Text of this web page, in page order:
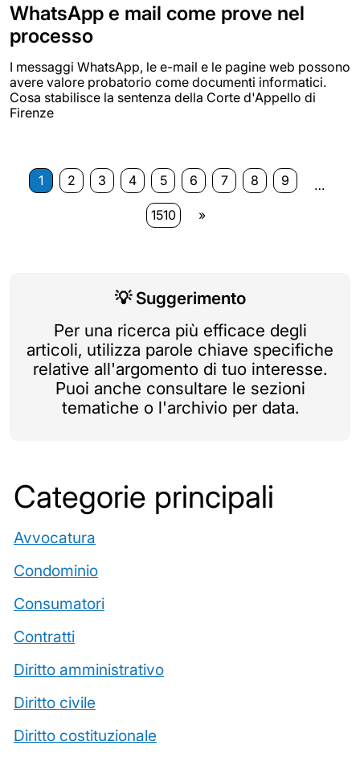
WhatsApp e mail come prove nel
processo
I messaggi WhatsApp, le e-mail e le pagine web possono
avere valore probatorio come documenti informatici.
Cosa stabilisce la sentenza della Corte d'Appello di
Firenze
1 2 3 4 5 6 7 8 9
…
1510
»
💡 Suggerimento
Per una ricerca più efficace degli
articoli, utilizza parole chiave specifiche
relative all'argomento di tuo interesse.
Puoi anche consultare le sezioni
tematiche o l'archivio per data.
Categorie principali
Avvocatura
Condominio
Consumatori
Contratti
Diritto amministrativo
Diritto civile
Diritto costituzionale